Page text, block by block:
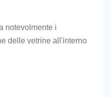
notevolmente i
delle vetrine all'interno